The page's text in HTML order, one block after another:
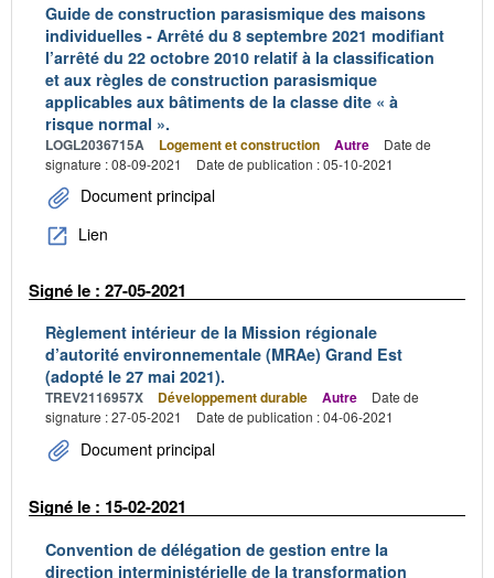
Guide de construction parasismique des maisons
individuelles - Arrêté du 8 septembre 2021 modifiant
l’arrêté du 22 octobre 2010 relatif à la classification
et aux règles de construction parasismique
applicables aux bâtiments de la classe dite « à
risque normal ».
LOGL2036715A Logement et construction Autre
Date de
signature : 08-09-2021
Date de publication : 05-10-2021
Document principal
Lien
Signé le : 27-05-2021
Règlement intérieur de la Mission régionale
d’autorité environnementale (MRAe) Grand Est
(adopté le 27 mai 2021).
TREV2116957X Développement durable Autre
Date de
signature : 27-05-2021
Date de publication : 04-06-2021
Document principal
Signé le : 15-02-2021
Convention de délégation de gestion entre la
direction interministérielle de la transformation